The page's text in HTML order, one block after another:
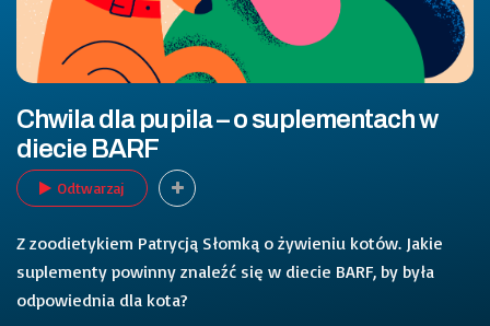
Chwila dla pupila – o suplementach w
diecie BARF
Odtwarzaj
Z zoodietykiem Patrycją Słomką o żywieniu kotów. Jakie
suplementy powinny znaleźć się w diecie BARF, by była
odpowiednia dla kota?